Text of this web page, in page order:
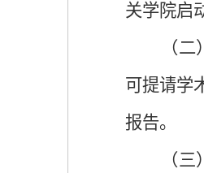
关学院启
（
可提请学
报告。
（